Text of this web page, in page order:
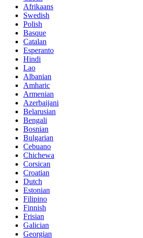
Afrikaans
Swedish
Polish
Basque
Catalan
Esperanto
Hindi
Lao
Albanian
Amharic
Armenian
Azerbaijani
Belarusian
Bengali
Bosnian
Bulgarian
Cebuano
Chichewa
Corsican
Croatian
Dutch
Estonian
Filipino
Finnish
Frisian
Galician
Georgian